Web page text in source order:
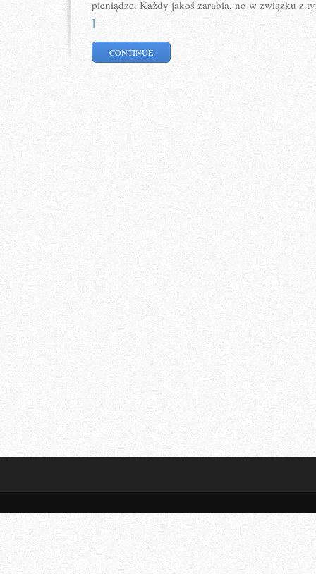
pieniądze. Każdy jakoś zarabia, no w związku z
]
CONTINUE